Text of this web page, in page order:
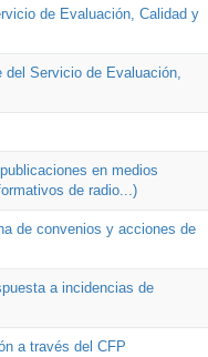
de Evaluación, Calidad y
Servicio de Evaluación,
en medios
de radio...)
de convenios y acciones de
a incidencias de
a través del CFP